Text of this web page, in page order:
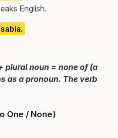
English.
plural noun = none of (a
as a pronoun. The verb
One / None)